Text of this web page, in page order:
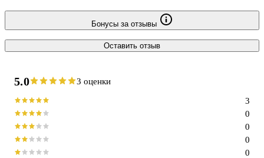
Бонусы за отзывы
Оставить отзыв
5.0 3 оценки
0
0
0
0
3